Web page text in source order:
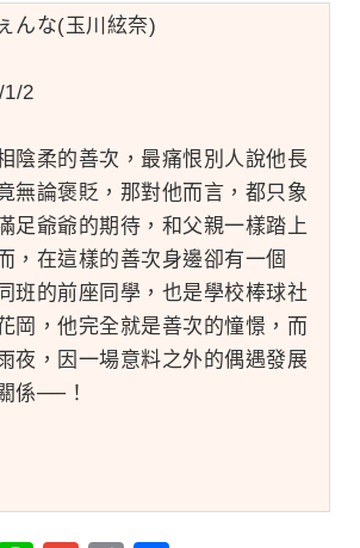
んな(玉川絃奈)
1/2
陰柔的善次，最痛恨別人說他長
無論褒貶，那對他而言，都只象
足爺爺的期待，和父親一樣踏上
，在這樣的善次身邊卻有一個
班的前座同學，也是學校棒球社
岡，他完全就是善次的憧憬，而
夜，因一場意料之外的偶遇發展
係──！